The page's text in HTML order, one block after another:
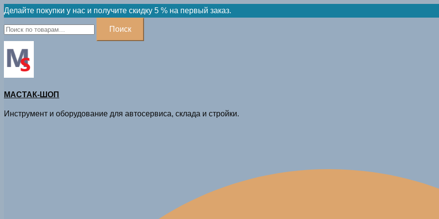
Skip
to
content
Делайте покупки у нас и получите скидку 5 % на первый заказ.
Искать:
Поиск
МАСТАК-ШОП
Инструмент и оборудование для автосервиса, склада и стройки.